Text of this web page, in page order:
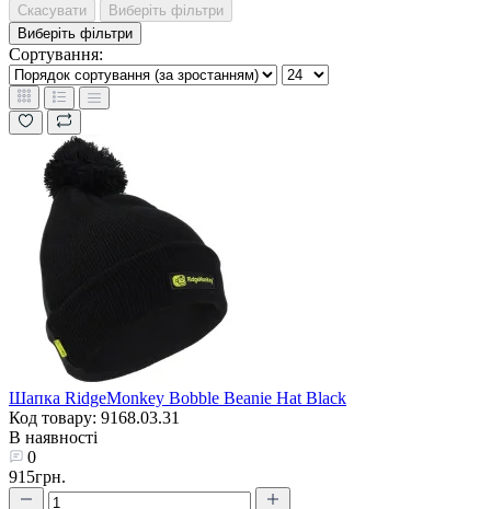
Скасувати
Виберіть фільтри
Виберіть фільтри
Сортування:
Шапка RidgeMonkey Bobble Beanie Hat Black
Код товару: 9168.03.31
В наявності
0
915грн.